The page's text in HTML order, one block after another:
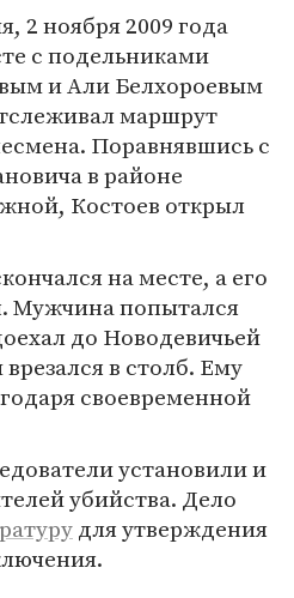
2 ноября 2009 года
с подельниками
и Али Белхороевым
маршрут
Поравнявшись с
в районе
Костоев открыл
на месте, а его
Мужчина попытался
до Новодевичьей
в столб. Ему
своевременной
установили и
убийства. Дело
для утверждения